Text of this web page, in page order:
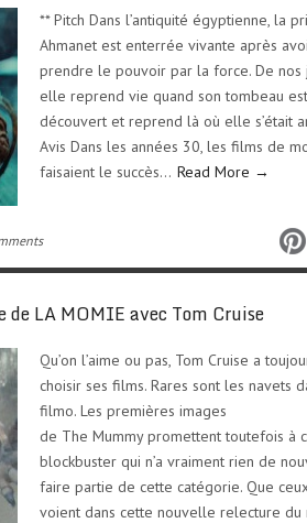
** Pitch Dans l’antiquité égyptienne, la
Ahmanet est enterrée vivante après
prendre le pouvoir par la force. De nos
elle reprend vie quand son tombeau est
découvert et reprend là où elle s’était
Avis Dans les années 30, les films de
faisaient le succès… Read More →
de LA MOMIE avec Tom Cruise
Qu’on l’aime ou pas, Tom Cruise a
choisir ses films. Rares sont les navets
filmo. Les premières images
de The Mummy promettent toutefois à
blockbuster qui n’a vraiment rien de
faire partie de cette catégorie. Que
voient dans cette nouvelle relecture du